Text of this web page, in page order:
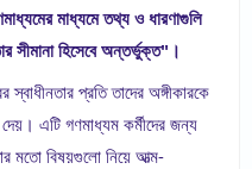
মাধ্যমে তথ্য ও ধারণাগুলি
সীমানা হিসেবে অন্তর্ভুক্ত"।
প্রতি তাদের অঙ্গীকারকে
এটি গণমাধ্যম কর্মীদের জন্য
মতো বিষয়গুলো নিয়ে আত্ম-